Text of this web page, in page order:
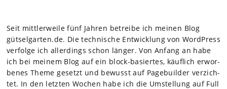
Seit mitt­ler­weile fünf Jah­ren betreibe ich mei­nen Blog
gütselgarten.de. Die tech­ni­sche Ent­wick­lung von Word­Press
ver­folge ich aller­dings schon län­ger. Von Anfang an habe
ich bei mei­nem Blog auf ein block-basier­tes, käuf­lich erwor­
be­nes Theme gesetzt und bewusst auf Page­buil­der ver­zich­
tet. In den letz­ten Wochen habe ich die Umstel­lung auf Full